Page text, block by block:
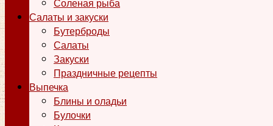
Салаты и закуски
Бутерброды
Салаты
Закуски
Праздничные рецепты
Выпечка
Блины и оладьи
Булочки